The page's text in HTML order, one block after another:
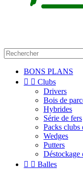
BONS PLANS
  Clubs
Drivers
Bois de
Hybrides
Série de fers
Packs clubs
Wedges
Putters
Déstockage
  Balles